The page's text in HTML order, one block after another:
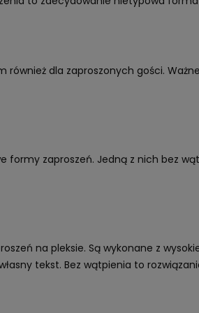
dla zaproszonych gości.
formy zaproszeń. Jedną z nich bez
na pleksie. Są wykonane z
tekst. Bez wątpienia to